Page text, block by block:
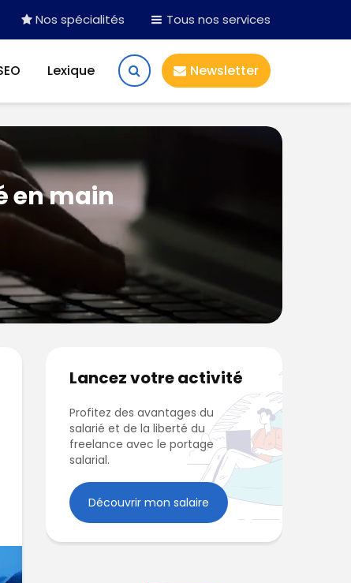
Nos spécialités Tous nos services
Lexique Newsletter
en main
Lancez votre activité
Profitez des avantages du
salarié et de la liberté du
freelance avec le portage
salarial.
Découvrir mon salaire